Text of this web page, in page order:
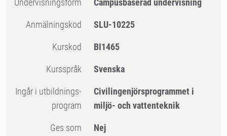
Undervisningsform Campusbaserad undervisning
Anmälningskod SLU-10225
Kurskod BI1465
Kursspråk Svenska
Ingår i utbildnings-
program
Civilingenjörsprogrammet i
miljö- och vattenteknik
Ges som
Nej